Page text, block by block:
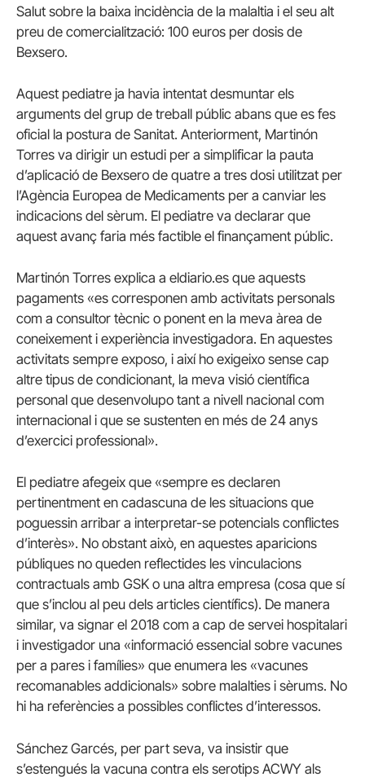
Salut sobre la baixa incidència de la malaltia i el seu alt
preu de comercialització: 100 euros per dosis de
Bexsero.
Aquest pediatre ja havia intentat desmuntar els
arguments del grup de treball públic abans que es fes
oficial la postura de Sanitat. Anteriorment, Martinón
Torres va dirigir un estudi per a simplificar la pauta
d’aplicació de Bexsero de quatre a tres dosi utilitzat per
l’Agència Europea de Medicaments per a canviar les
indicacions del sèrum. El pediatre va declarar que
aquest avanç faria més factible el finançament públic.
Martinón Torres explica a eldiario.es que aquests
pagaments «es corresponen amb activitats personals
com a consultor tècnic o ponent en la meva àrea de
coneixement i experiència investigadora. En aquestes
activitats sempre exposo, i així ho exigeixo sense cap
altre tipus de condicionant, la meva visió científica
personal que desenvolupo tant a nivell nacional com
internacional i que se sustenten en més de 24 anys
d’exercici professional».
El pediatre afegeix que «sempre es declaren
pertinentment en cadascuna de les situacions que
poguessin arribar a interpretar-se potencials conflictes
d’interès». No obstant això, en aquestes aparicions
públiques no queden reflectides les vinculacions
contractuals amb GSK o una altra empresa (cosa que sí
que s’inclou al peu dels articles científics). De manera
similar, va signar el 2018 com a cap de servei hospitalari
i investigador una «informació essencial sobre vacunes
per a pares i famílies» que enumera les «vacunes
recomanables addicionals» sobre malalties i sèrums. No
hi ha referències a possibles conflictes d’interessos.
Sánchez Garcés, per part seva, va insistir que
s’estengués la vacuna contra els serotips ACWY als